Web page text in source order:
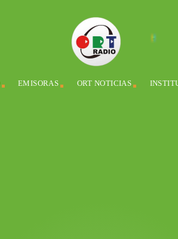
EMISORAS ORT NOTICIAS